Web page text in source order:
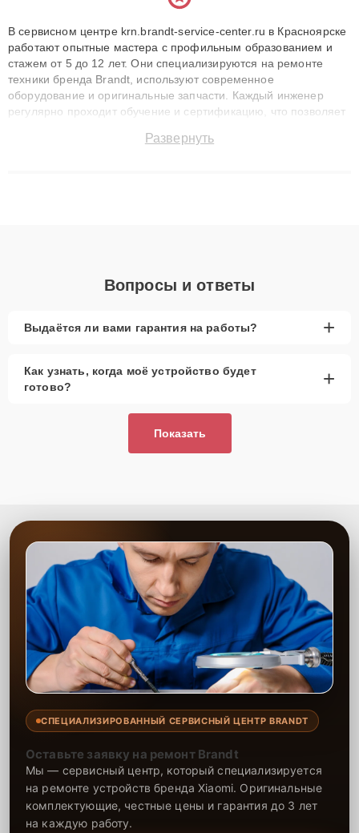
В сервисном центре krn.brandt-service-center.ru в Красноярске
работают опытные мастера с профильным образованием и
стажем от 5 до 12 лет. Они специализируются на ремонте
техники бренда Brandt, используют современное
оборудование и оригинальные запчасти. Каждый инженер
регулярно проходит обучение и сертификацию, что позволяет
технику с сохранением гарантии до 3 лет. Наши мастера
Развернуть
Вопросы и ответы
Выдаётся ли вами гарантия на работы? +
Как узнать, когда моё устройство будет
готово?
+
Показать
СПЕЦИАЛИЗИРОВАННЫЙ СЕРВИСНЫЙ ЦЕНТР BRANDT
Оставьте заявку на ремонт Brandt
Мы — сервисный центр, который специализируется
на ремонте устройств бренда Xiaomi. Оригинальные
комплектующие, честные цены и гарантия до 3 лет
на каждую работу.